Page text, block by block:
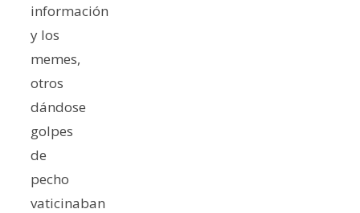
información
y los
memes,
otros
dándose
golpes
de
pecho
vaticinaban